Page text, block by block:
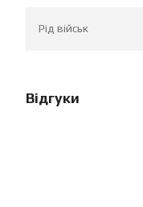
Рід військ
Відгуки